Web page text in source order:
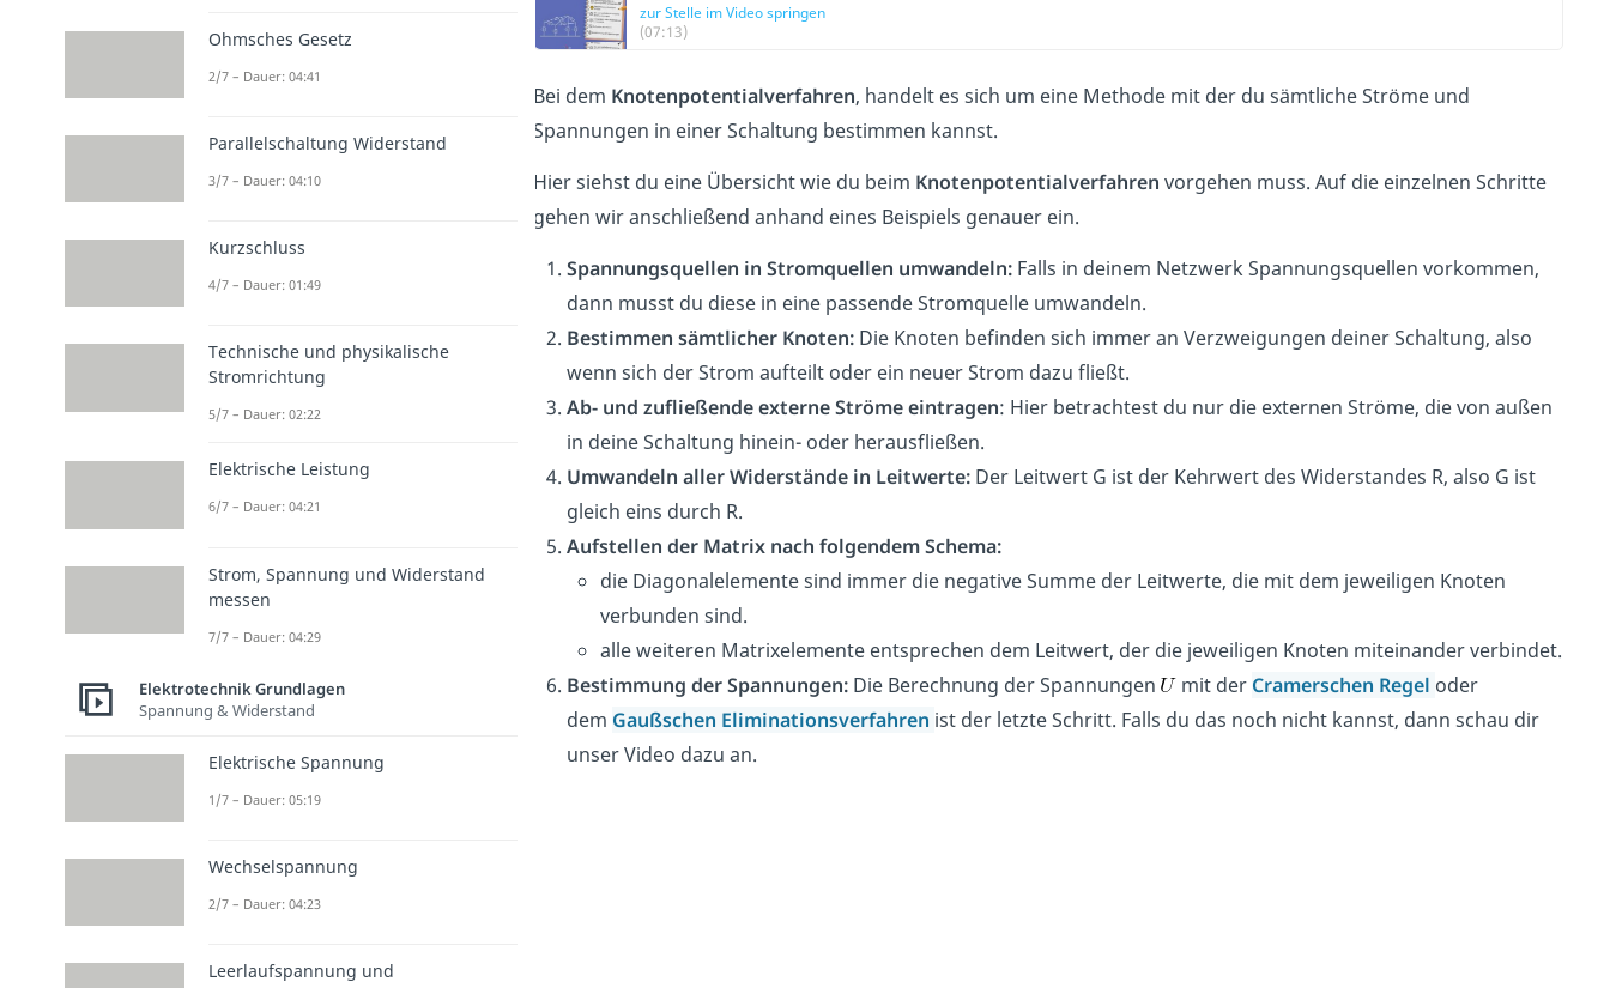
zur Stelle im Video springen
(07:13)
Bei dem Knotenpotentialverfahren, handelt es sich um eine Methode mit der du sämtliche Ströme und
Spannungen in einer Schaltung bestimmen kannst.
Hier siehst du eine Übersicht wie du beim Knotenpotentialverfahren vorgehen muss. Auf die einzelnen Schritte
gehen wir anschließend anhand eines Beispiels genauer ein.
Spannungsquellen in Stromquellen umwandeln: Falls in deinem Netzwerk Spannungsquellen vorkommen,
dann musst du diese in eine passende Stromquelle umwandeln.
Bestimmen sämtlicher Knoten: Die Knoten befinden sich immer an Verzweigungen deiner Schaltung, also
wenn sich der Strom aufteilt oder ein neuer Strom dazu fließt.
Ab- und zufließende externe Ströme eintragen: Hier betrachtest du nur die externen Ströme, die von außen
in deine Schaltung hinein- oder herausfließen.
Umwandeln aller Widerstände in Leitwerte: Der Leitwert G ist der Kehrwert des Widerstandes R, also G ist
gleich eins durch R.
Aufstellen der Matrix nach folgendem Schema:
die Diagonalelemente sind immer die negative Summe der Leitwerte, die mit dem jeweiligen Knoten
verbunden sind.
alle weiteren Matrixelemente entsprechen dem Leitwert, der die jeweiligen Knoten miteinander verbindet.
Bestimmung der Spannungen: Die Berechnung der Spannungen mit der Cramerschen Regel oder
dem Gaußschen Eliminationsverfahren ist der letzte Schritt. Falls du das noch nicht kannst, dann schau dir
unser Video dazu an.
Ohmsches Gesetz
2/7 – Dauer: 04:41
Parallelschaltung Widerstand
3/7 – Dauer: 04:10
Kurzschluss
4/7 – Dauer: 01:49
Technische und physikalische
Stromrichtung
5/7 – Dauer: 02:22
Elektrische Leistung
6/7 – Dauer: 04:21
Strom, Spannung und Widerstand
messen
7/7 – Dauer: 04:29
Elektrotechnik Grundlagen
Spannung & Widerstand
Elektrische Spannung
1/7 – Dauer: 05:19
Wechselspannung
2/7 – Dauer: 04:23
Leerlaufspannung und